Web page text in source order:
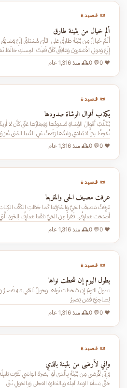
📜 قصيدة
ألم خيال من بثينة طارق
إِلَيَّ وَدوني الأَشعَرونَ وَغافِقُ كَأَنَّ فَتيتَ المِسكِ خالَطَ نَشرَها تُغَل
❤️ 0
💬 0 🕰️ منذ 1,316 عام
📜 قصيدة
يكذب أقوال الوشاة صدودها
تُلاحِظُ سِرّاً لا يُنادي وَليدُها رَفَعتُ عَنِ الدُنيا المُنى غَيرَ وُدِّها فَما أَ
❤️ 0
💬 0 🕰️ منذ 1,316 عام
📜 قصيدة
عرفت مصيف الحي والمتربعا
أَصبَحَت مَعارِفُها قَفراً مِنَ الحَيِّ بَلقَعا مَعارِفُ لِلخَودِ الَّتي قُلتُ أَجمِلي
❤️ 0
💬 0 🕰️ منذ 1,316 عام
📜 قصيدة
يطول اليوم إن شحطت نواها
لِصاحِبَيَّ فَمَن يَضيرُ
❤️ 0
💬 0 🕰️ منذ 1,316 عام
📜 قصيدة
وإني لأرضى من بثينة بالذي
حَتّى يَسأَمَ الوَعدَ آمِلُه وَبِالنَظرَةِ العَجلى وَبِالحَولِ تَنقَ